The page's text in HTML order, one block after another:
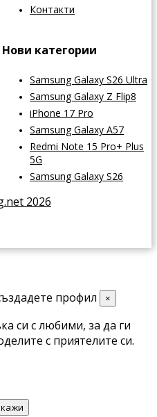
Контакти
Нови категории
Samsung Galaxy S26 Ultra
Samsung Galaxy Z Flip8
iPhone 17 Pro
Samsung Galaxy A57
Redmi Note 15 Pro+ Plus
5G
Samsung Galaxy S26
2026
профил ×
си с любими, за да ги
с приятелите си.